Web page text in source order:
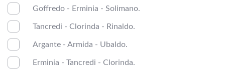
Letteratura russa
Letteratura inglese
Goffredo - Erminia - Solimano.
Tancredi - Clorinda - Rinaldo.
Argante - Armida - Ubaldo.
Erminia - Tancredi - Clorinda.